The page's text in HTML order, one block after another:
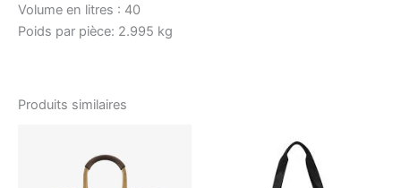
Volume en litres : 40
Poids par pièce: 2.995 kg
Produits similaires